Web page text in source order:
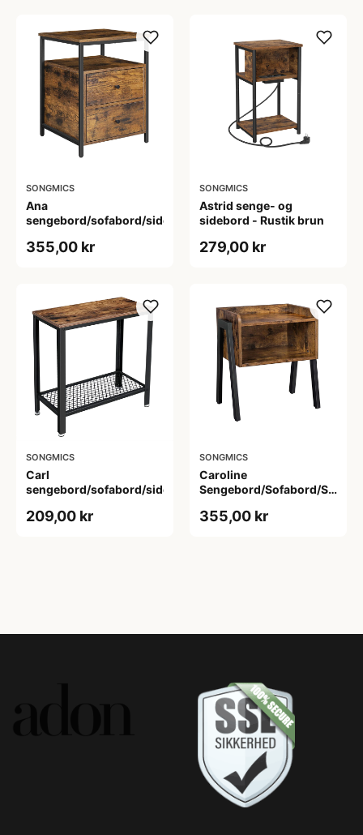
SONGMICS
Ana
sengebord/sofabord/sidebord
355,00 kr
SONGMICS
Astrid senge- og
sidebord - Rustik brun
279,00 kr
SONGMICS
Carl
sengebord/sofabord/sidebord
209,00 kr
SONGMICS
Caroline
Sengebord/Sofabord/
355,00 kr